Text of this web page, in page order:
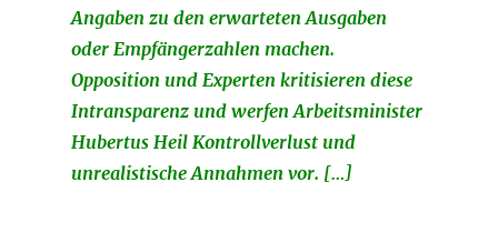
Angaben zu den erwarteten Ausgaben
oder Empfängerzahlen machen.
Opposition und Experten kritisieren diese
Intransparenz und werfen Arbeitsminister
Hubertus Heil Kontrollverlust und
unrealistische Annahmen vor. […]